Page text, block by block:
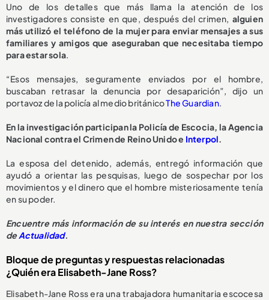
Uno de los detalles que más llama la atención de los
investigadores consiste en que, después del crimen, alguien
más utilizó el teléfono de la mujer para enviar mensajes a sus
familiares y amigos que aseguraban que necesitaba tiempo
para estar sola.
“Esos mensajes, seguramente enviados por el hombre,
buscaban retrasar la denuncia por desaparición”, dijo un
portavoz de la policía al medio británicoThe Guardian.
En la investigación participan la Policía de Escocia, la Agencia
Nacional contra el Crimen de Reino Unido e Interpol.
La esposa del detenido, además, entregó información que
ayudó a orientar las pesquisas, luego de sospechar por los
movimientos y el dinero que el hombre misteriosamente tenía
en su poder.
Encuentre más información de su interés en nuestra sección
deActualidad.
Bloque de preguntas y respuestas relacionadas
¿Quién era Elisabeth-Jane Ross?
Elisabeth-Jane Ross era una trabajadora humanitaria escocesa